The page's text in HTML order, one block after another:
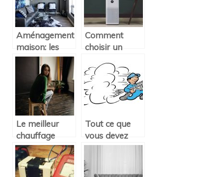
effectuer un
choix optimal
Aménagement
maison: les
meubles
design parfaits
pour les petits
espaces
Comment
choisir un
d’air ?
Le meilleur
chauffage
pour la maison
: Électrique ou
à gaz ?
Tout ce que
vous devez
savoir sur les
services d’un
plombier